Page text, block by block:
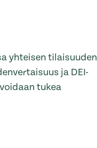
yhteisen tilaisuuden
ja DEI-
tukea